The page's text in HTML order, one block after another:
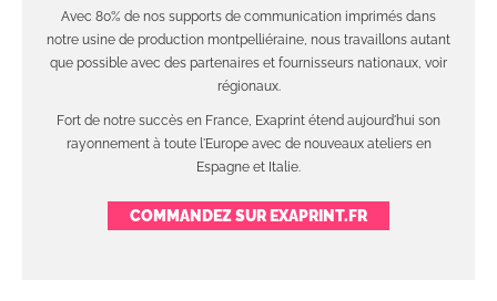
Avec 80% de nos supports de communication imprimés dans
notre usine de production montpelliéraine, nous travaillons autant
que possible avec des partenaires et fournisseurs nationaux, voir
régionaux.
Fort de notre succès en France, Exaprint étend aujourd'hui son
rayonnement à toute l'Europe avec de nouveaux ateliers en
Espagne et Italie.
COMMANDEZ SUR EXAPRINT.FR